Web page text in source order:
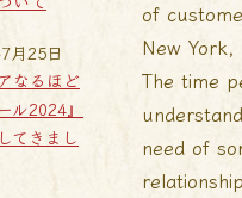
なるほど
ル2024』
てきまし
月25日
of
New
The time
need of